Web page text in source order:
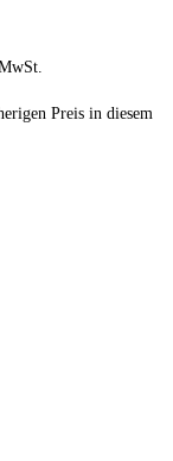
Preis in diesem